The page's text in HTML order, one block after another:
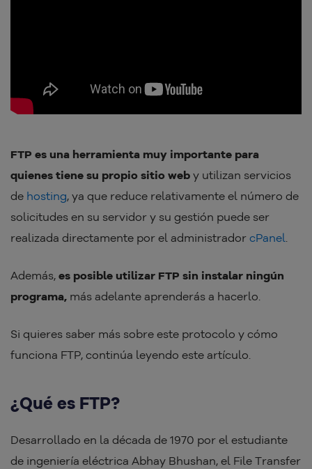
FTP es una herramienta muy importante para
quienes tiene su propio sitio web y utilizan servicios
de hosting, ya que reduce relativamente el número de
solicitudes en su servidor y su gestión puede ser
realizada directamente por el administrador cPanel.
Además, es posible utilizar FTP sin instalar ningún
programa, más adelante aprenderás a hacerlo.
Si quieres saber más sobre este protocolo y cómo
funciona FTP, continúa leyendo este artículo.
¿Qué es FTP?
Desarrollado en la década de 1970 por el estudiante
de ingeniería eléctrica Abhay Bhushan, el File Transfer